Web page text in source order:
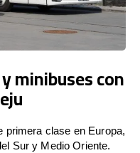
minibuses con
primera clase en Europa,
Sur y Medio Oriente.